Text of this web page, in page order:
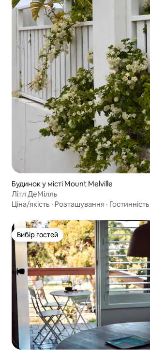
Будинок у місті Mount Melville
Літл ДеМілль
Ціна/якість · Розташування · Гостинність
Вибір гостей
Вибір гостей